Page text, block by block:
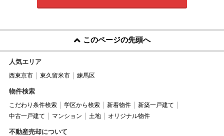
このページの先頭へ
人気エリア
西東京市 東久留米市 練馬区
物件検索
こだわり条件検索 学区から検索 新着物件
新築一戸建て
中古一戸建て
マンション 土地 オリジナル物件
不動産売却について